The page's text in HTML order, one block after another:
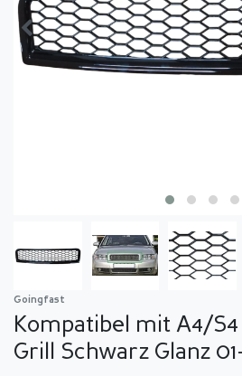
Goingfast
Kompatibel mit A4/S4
Grill Schwarz Glanz